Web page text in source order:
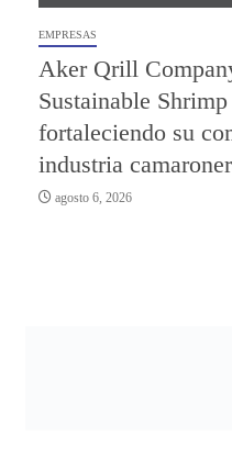
EMPRESAS
Aker Qrill
Sustainable
fortaleciendo su
industria
agosto 6, 2026